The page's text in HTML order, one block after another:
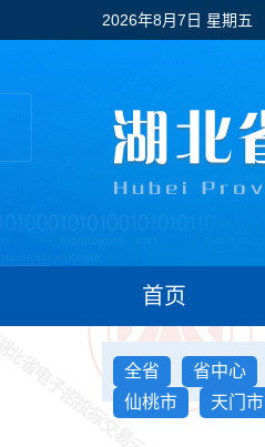
2026年8月7日 星期五
首页
全省
省中心
仙桃市
天门市